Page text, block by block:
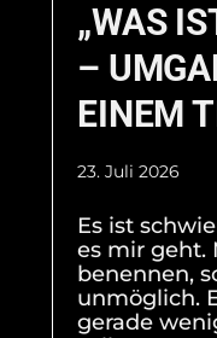
„WAS
–
EINEM
23. Juli 2026
Es ist
es mir geht.
benennen,
unmöglich.
gerade